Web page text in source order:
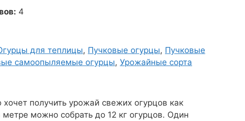
4
для теплицы, Пучковые огурцы, Пучковые
самоопыляемые огурцы, Урожайные сорта
получить урожай свежих огурцов как
можно собрать до 12 кг огурцов. Один